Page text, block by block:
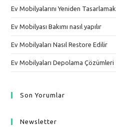
Ev Mobilyalarını Yeniden Tasarlamak
Ev Mobilyası Bakımı nasıl yapılır
Ev Mobilyaları Nasıl Restore Edilir
Ev Mobilyaları Depolama Çözümleri
Son Yorumlar
Newsletter